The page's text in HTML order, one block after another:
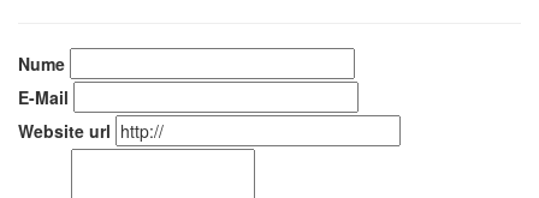
Nume
E-Mail
Website url